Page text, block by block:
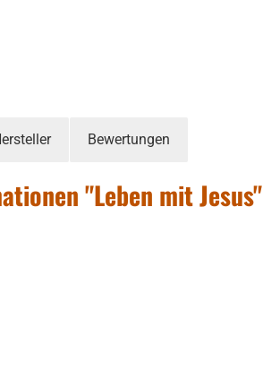
Bewertungen
"Leben mit Jesus"